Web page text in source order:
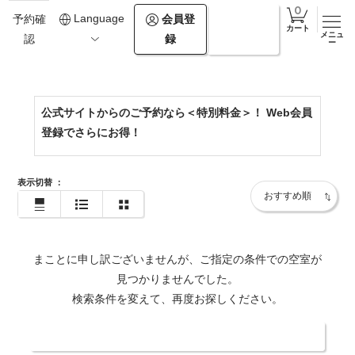
予約確
認
Language
会員登
録
カート
メニュ
ー
0154-67-2500
https://www.theforestakan.com/
公式サイトからのご予約なら＜特別料金＞！ Web会員
登録でさらにお得！
表示切替 ：
まことに申し訳ございませんが、ご指定の条件での空室が
見つかりませんでした。
検索条件を変えて、再度お探しください。